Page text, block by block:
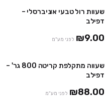
שעוות רול טבעי אוניברסלי –
דפילב
₪9.00 לפני מע"מ
שעווה מתקלפת קריטה 800 גר' –
דפילב
₪88.00 לפני מע"מ